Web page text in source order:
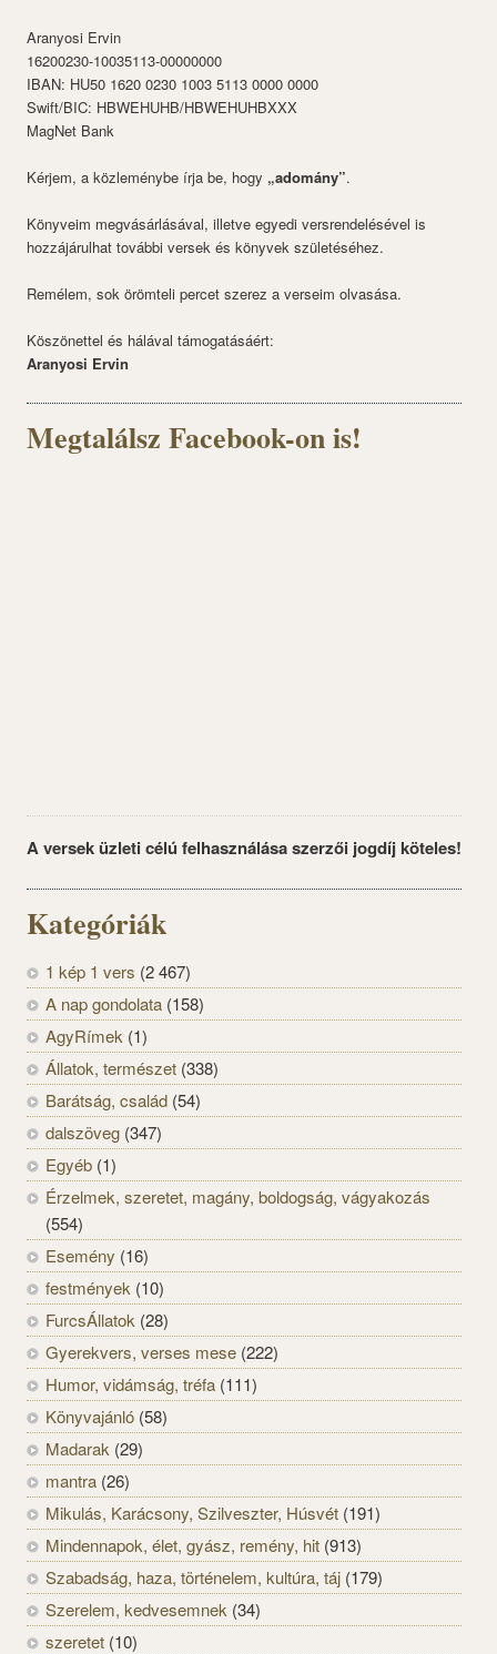
Aranyosi Ervin
16200230-10035113-00000000
IBAN: HU50 1620 0230 1003 5113 0000 0000
Swift/BIC: HBWEHUHB/HBWEHUHBXXX
MagNet Bank
Kérjem, a közleménybe írja be, hogy „adomány”.
Könyveim megvásárlásával, illetve egyedi versrendelésével is
hozzájárulhat további versek és könyvek születéséhez.
Remélem, sok örömteli percet szerez a verseim olvasása.
Köszönettel és hálával támogatásáért:
Aranyosi Ervin
Megtalálsz Facebook-on is!
A versek üzleti célú felhasználása szerzői jogdíj köteles!
Kategóriák
1 kép 1 vers (2 467)
A nap gondolata (158)
AgyRímek (1)
Állatok, természet (338)
Barátság, család (54)
dalszöveg (347)
Egyéb (1)
Érzelmek, szeretet, magány, boldogság, vágyakozás
(554)
Esemény (16)
festmények (10)
FurcsÁllatok (28)
Gyerekvers, verses mese (222)
Humor, vidámság, tréfa (111)
Könyvajánló (58)
Madarak (29)
mantra (26)
Mikulás, Karácsony, Szilveszter, Húsvét (191)
Mindennapok, élet, gyász, remény, hit (913)
Szabadság, haza, történelem, kultúra, táj (179)
Szerelem, kedvesemnek (34)
szeretet (10)